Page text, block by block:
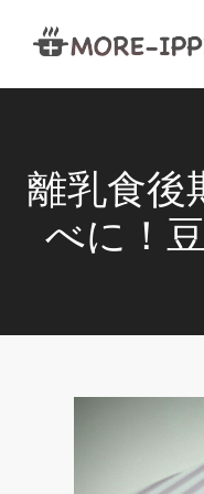
離乳食後
べに！